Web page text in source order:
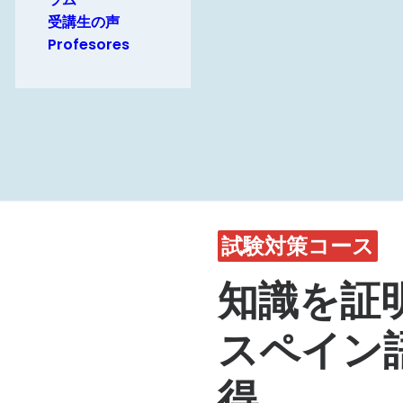
受講生の声
Profesores
試験対策コース
知識を証
スペイン